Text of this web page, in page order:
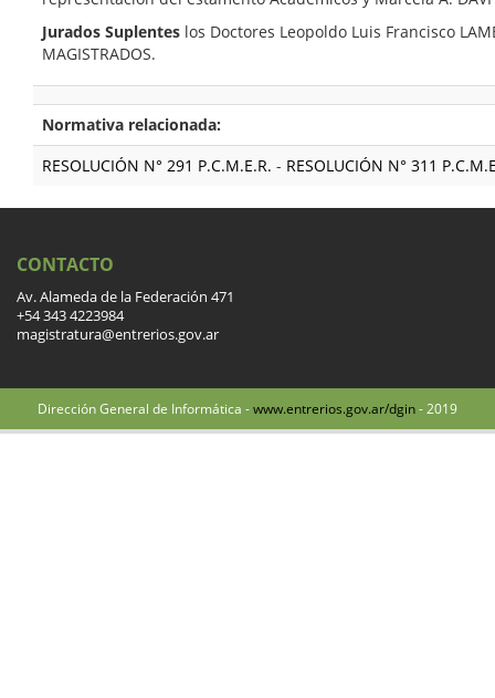
Jurados Suplentes los Doctores Leopoldo Luis Francisco
MAGISTRADOS.
Normativa relacionada:
RESOLUCIÓN N° 291 P.C.M.E.R. - RESOLUCIÓN N° 311
CONTACTO
Av. Alameda de la Federación 471
+54 343 4223984
magistratura@entrerios.gov.ar
Dirección General de Informática -www.entrerios.gov.ar/dgin- 2019